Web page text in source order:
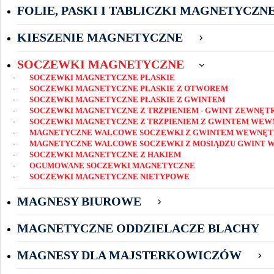
FOLIE, PASKI I TABLICZKI
KIESZENIE MAGNETYCZNE
SOCZEWKI MAGNETYCZNE
SOCZEWKI MAGNETYCZNE PŁASKIE
SOCZEWKI MAGNETYCZNE PŁASKIE Z OTWOREM
SOCZEWKI MAGNETYCZNE PŁASKIE Z GWINTEM
SOCZEWKI MAGNETYCZNE Z TRZPIENIEM - GWINT
SOCZEWKI MAGNETYCZNE Z TRZPIENIEM Z GWINTEM
MAGNETYCZNE WALCOWE SOCZEWKI Z GWINTEM
MAGNETYCZNE WALCOWE SOCZEWKI Z MOSIĄDZU GWINT
SOCZEWKI MAGNETYCZNE Z HAKIEM
OGUMOWANE SOCZEWKI MAGNETYCZNE
SOCZEWKI MAGNETYCZNE NIETYPOWE
MAGNESY BIUROWE
MAGNETYCZNE ODDZIELACZE BLACHY
MAGNESY DLA MAJSTERKOWICZÓW